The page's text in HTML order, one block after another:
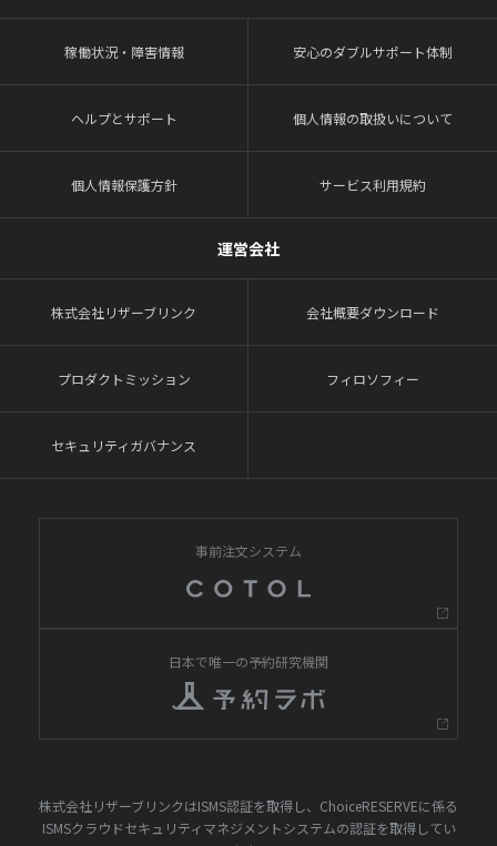
稼働状況・障害情報 安心のダブルサポート体制
ヘルプとサポート 個人情報の取扱いについて
個人情報保護方針 サービス利用規約
運営会社
株式会社リザーブリンク 会社概要ダウンロード
プロダクトミッション フィロソフィー
セキュリティガバナンス
事前注文システム
日本で唯一の予約研究機関
株式会社リザーブリンクはISMS認証を取得し、ChoiceRESERVEに係る
ISMSクラウドセキュリティマネジメントシステムの認証を取得してい